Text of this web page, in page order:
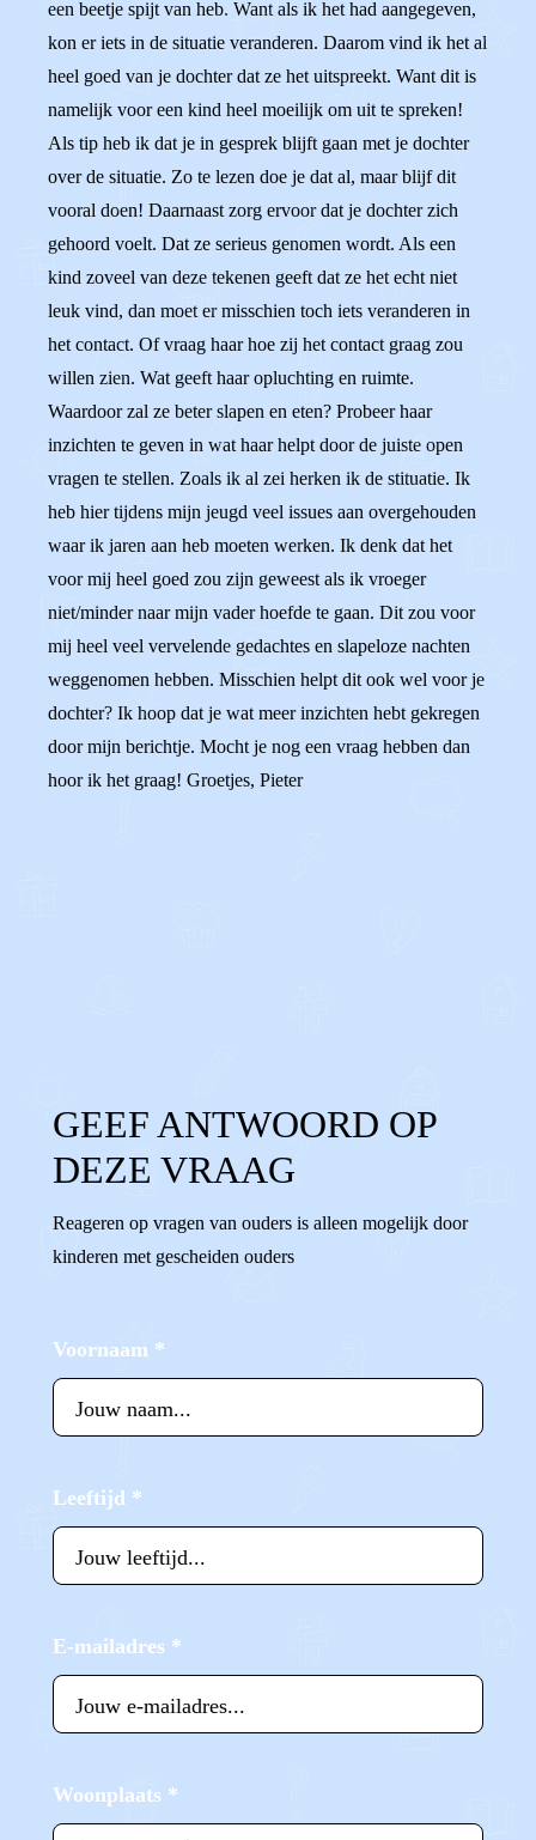
een beetje spijt van heb. Want als ik het had aangegeven,
kon er iets in de situatie veranderen. Daarom vind ik het al
heel goed van je dochter dat ze het uitspreekt. Want dit is
namelijk voor een kind heel moeilijk om uit te spreken!
Als tip heb ik dat je in gesprek blijft gaan met je dochter
over de situatie. Zo te lezen doe je dat al, maar blijf dit
vooral doen! Daarnaast zorg ervoor dat je dochter zich
gehoord voelt. Dat ze serieus genomen wordt. Als een
kind zoveel van deze tekenen geeft dat ze het echt niet
leuk vind, dan moet er misschien toch iets veranderen in
het contact. Of vraag haar hoe zij het contact graag zou
willen zien. Wat geeft haar opluchting en ruimte.
Waardoor zal ze beter slapen en eten? Probeer haar
inzichten te geven in wat haar helpt door de juiste open
vragen te stellen. Zoals ik al zei herken ik de stituatie. Ik
heb hier tijdens mijn jeugd veel issues aan overgehouden
waar ik jaren aan heb moeten werken. Ik denk dat het
voor mij heel goed zou zijn geweest als ik vroeger
niet/minder naar mijn vader hoefde te gaan. Dit zou voor
mij heel veel vervelende gedachtes en slapeloze nachten
weggenomen hebben. Misschien helpt dit ook wel voor je
dochter? Ik hoop dat je wat meer inzichten hebt gekregen
door mijn berichtje. Mocht je nog een vraag hebben dan
hoor ik het graag! Groetjes, Pieter
GEEF ANTWOORD OP
DEZE VRAAG
Reageren op vragen van ouders is alleen mogelijk door
kinderen met gescheiden ouders
Voornaam *
Leeftijd *
E-mailadres *
Woonplaats *